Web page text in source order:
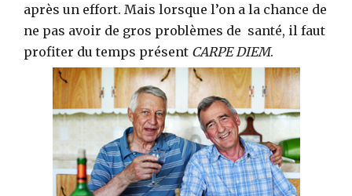
après un effort. Mais lorsque l’on a la chance de
ne pas avoir de gros problèmes de santé, il faut
profiter du temps présent CARPE DIEM.